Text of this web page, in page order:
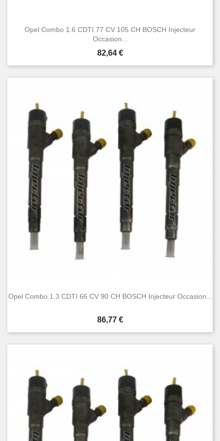
Opel Combo 1.6 CDTI 77 CV 105 CH BOSCH Injecteur
Occasion...
Prix
82,64 €
Opel Combo 1.3 CDTI 66 CV 90 CH BOSCH Injecteur Occasion...
Prix
86,77 €